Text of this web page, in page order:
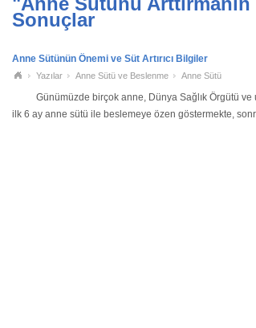
Sonuçlar
Anne Sütünün Önemi ve Süt Artırıcı Bilgiler
Yazılar Anne Sütü ve Beslenme Anne Sütü
Günümüzde birçok anne, Dünya Sağlık Örgütü ve
ilk 6 ay anne sütü ile beslemeye özen göstermekte,